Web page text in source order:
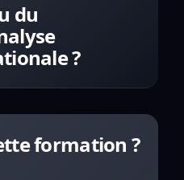
du
?
formation ?